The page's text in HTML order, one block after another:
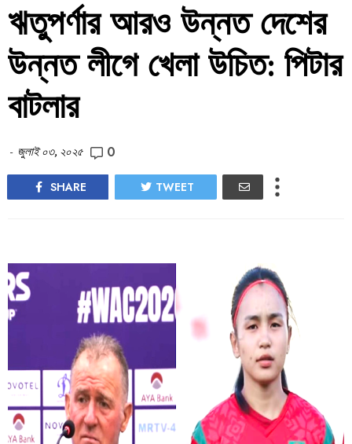
ঋতুপর্ণার আরও উন্নত দেশের
উন্নত লীগে খেলা উচিত: পিটার
বাটলার
- জুলাই ০৩, ২০২৫ 0
SHARE TWEET